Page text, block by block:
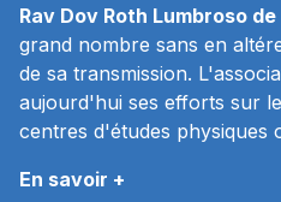
Rav Dov Roth Lumbroso
grand nombre sans en
de sa transmission.
aujourd'hui ses efforts sur
centres d'études physiques
En savoir +